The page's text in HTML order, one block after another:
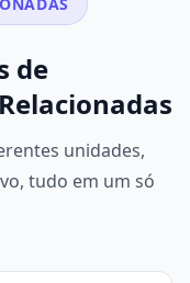
de
unidades,
tudo em um só